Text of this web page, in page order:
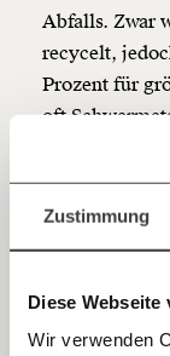
Zustimmung
Diese Webseite
Wir verwenden
Hier unsere
sozialen
Jetzt
Abfalls. Zwar
recycelt,
Prozent für
oft